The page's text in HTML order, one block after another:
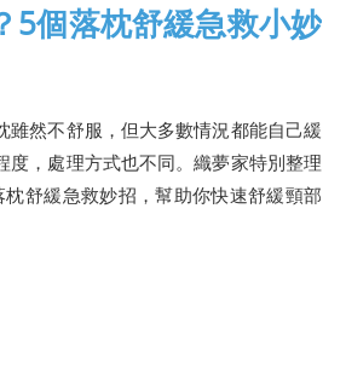
5個落枕舒緩急救小妙
雖然不舒服，但大多數情況都能自己緩
度，處理方式也不同。織夢家特別整理
舒緩急救妙招，幫助你快速舒緩頸部